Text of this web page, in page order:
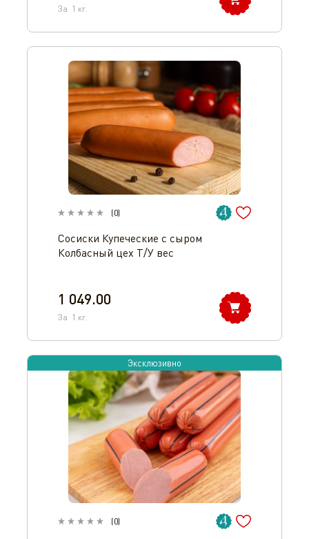
За 1 кг.
(0)
Сосиски Купеческие с сыром
Колбасный цех Т/У вес
1 049.00
За 1 кг.
Эксклюзивно
(0)